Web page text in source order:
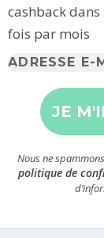
cashback dans
fois par mois
Nous ne
politique de